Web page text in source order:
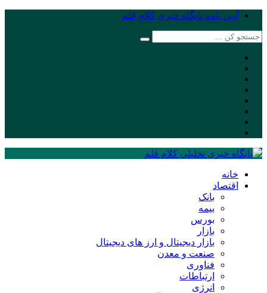
آیین نامه پایگاه خبری کلام قلم
خانه
اقتصاد
بانک
بیمه
بورس
بازار
بازار دیجیتال و ارز های دیجیتال
صنعت و معدن
فناوری
ارتباطات
انرژی